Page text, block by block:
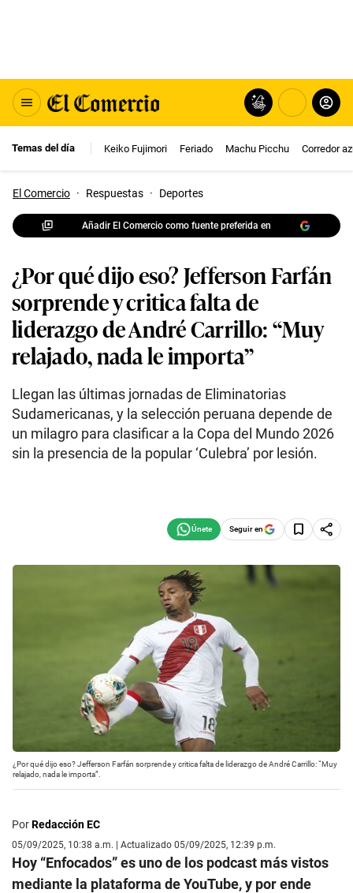
Temas del día Keiko Fujimori Feriado Machu Picchu Corredor
El Comercio · Respuestas · Deportes
Añadir El Comercio como fuente preferida en
¿Por qué dijo eso? Jefferson Farfán
sorprende y critica falta de
liderazgo de André Carrillo: “Muy
relajado, nada le importa”
Llegan las últimas jornadas de Eliminatorias
Sudamericanas, y la selección peruana depende de
un milagro para clasificar a la Copa del Mundo 2026
sin la presencia de la popular ‘Culebra’ por lesión.
Seguir en
¿Por qué dijo eso? Jefferson Farfán sorprende y critica falta de liderazgo de André Carrillo: “Muy
relajado, nada le importa”.
PorRedacción EC
05/09/2025, 10:38 a.m. | Actualizado 05/09/2025, 12:39 p.m.
Hoy “Enfocados” es uno de los podcast más vistos
mediante la plataforma de YouTube, y por ende